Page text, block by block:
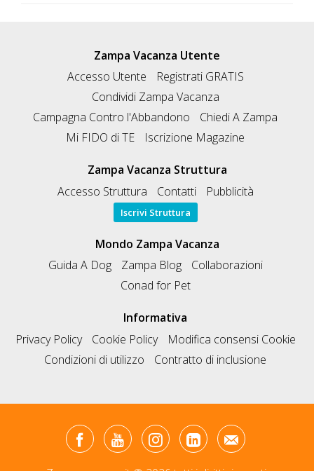
Zampa Vacanza Utente
Accesso Utente
Registrati GRATIS
Condividi Zampa Vacanza
Campagna Contro l'Abbandono
Chiedi A Zampa
Mi FIDO di TE
Iscrizione Magazine
Zampa Vacanza Struttura
Accesso Struttura
Contatti Pubblicità
Iscrivi Struttura
Mondo Zampa Vacanza
Guida A Dog
Zampa Blog
Collaborazioni
Conad for Pet
Informativa
Privacy Policy
Cookie Policy
Modifica consensi Cookie
Condizioni di utilizzo
Contratto di inclusione